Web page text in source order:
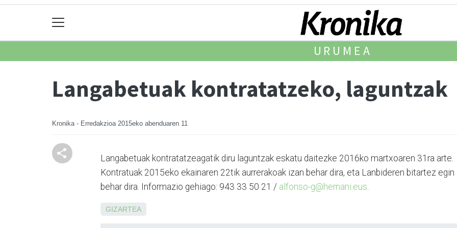
URUMEA
Langabetuak kontratatzeko, laguntzak
Kronika - Erredakzioa 2015eko abenduaren 11
Langabetuak kontratatzeagatik diru laguntzak eskatu daitezke 2016ko martxoaren 31ra arte.
Kontratuak 2015eko ekainaren 22tik aurrerakoak izan behar dira, eta Lanbideren bitartez egin
behar dira. Informazio gehiago: 943 33 50 21 / alfonso-g@hernani.eus.
GIZARTEA